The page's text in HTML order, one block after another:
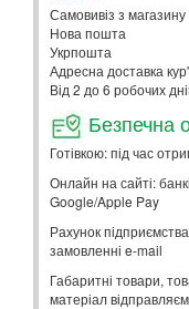
Самовивіз з магазину
Нова пошта
Укрпошта
Адресна доставка
Від 2 до 6 робочих
Безпечна
Готівкою: під час
Онлайн на сайті:
Google/Apple Pay
Рахунок
замовленні e-mail
Габаритні товари,
матеріал